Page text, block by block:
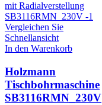
Vergleichen Sie
Schnellansicht
In den Warenkorb
Holzmann
Tischbohrmaschine
SB3116RMN_230V